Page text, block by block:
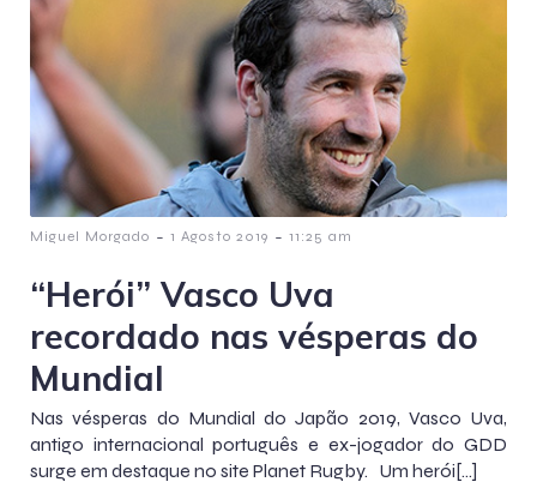
Miguel Morgado - 1 Agosto 2019 - 11:25 am
“Herói” Vasco Uva
recordado nas vésperas do
Mundial
Nas vésperas do Mundial do Japão 2019, Vasco Uva,
antigo internacional português e ex-jogador do GDD
surge em destaque no site Planet Rugby. Um herói[…]